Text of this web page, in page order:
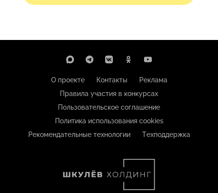
О проекте Контакты
Реклама
Правила участия в конкурсах
Пользовательское соглашение
Политика использования cookies
Рекомендательные технологии
Техподдержка